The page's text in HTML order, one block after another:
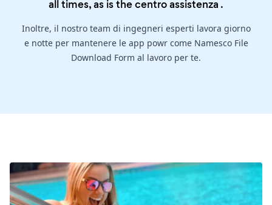
all times, as is thecentro assistenza .
Inoltre, il nostro team di ingegneri esperti lavora giorno
e notte per mantenere le app powr come Namesco File
Download Form al lavoro per te.